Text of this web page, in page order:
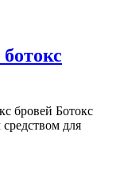
бровей Ботокс
для